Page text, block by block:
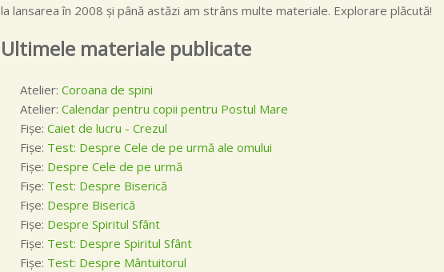
la lansarea în 2008 şi până astăzi am strâns multe materiale. Explorare plăcută!
Ultimele materiale publicate
Atelier:Coroana de spini
Atelier:Calendar pentru copii pentru Postul Mare
Fişe:Caiet de lucru - Crezul
Fişe: Test: Despre Cele de pe urmă ale omului
Fişe: Despre Cele de pe urmă
Fişe: Test: Despre Biserică
Fişe: Despre Biserică
Fişe: Despre Spiritul Sfânt
Fişe: Test: Despre Spiritul Sfânt
Fişe: Test: Despre Mântuitorul